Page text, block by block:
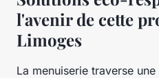
l'avenir de cette
Limoges
La menuiserie traverse